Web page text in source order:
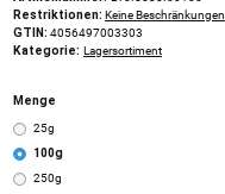
Restriktionen: Keine Beschränkungen
GTIN: 4056497003303
Kategorie: Lagersortiment
Menge
25g
100g
250g